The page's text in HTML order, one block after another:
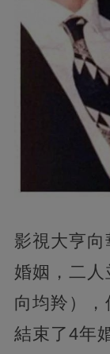
影視大亨
婚姻，二
向均羚），
結束了4年